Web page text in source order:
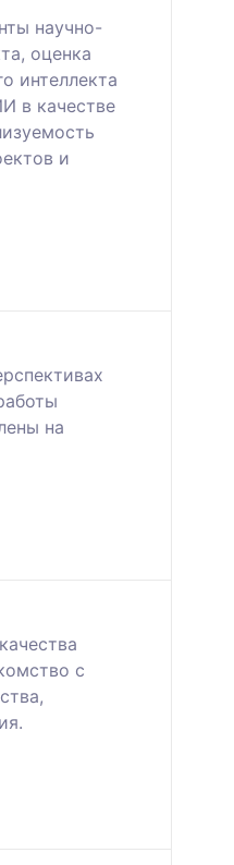
научно-
оценка
интеллекта
в качестве
и
на
с